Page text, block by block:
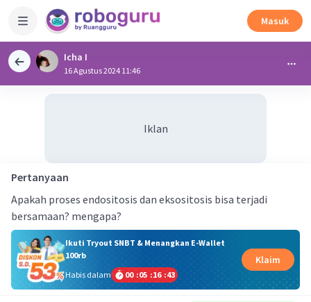
Masuk
Icha I
16 Agustus 2024 11:46
Iklan
Pertanyaan
Apakah proses endositosis dan eksositosis bisa terjadi
bersamaan? mengapa?
Ikuti Tryout SNBT & Menangkan E-Wallet
100rb
Habis dalam
00 :05 :16 :42
Klaim